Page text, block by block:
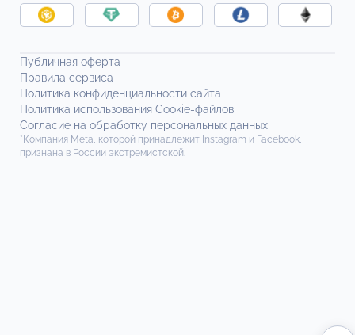
Публичная оферта
Правила сервиса
Политика конфиденциальности сайта
Политика использования Cookie-файлов
Согласие на обработку персональных данных
*Компания Meta, которой принадлежит Instagram и Facebook,
признана в России экстремистской.